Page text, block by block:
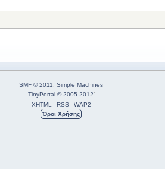
SMF © 2011, Simple Machines
TinyPortal © 2005-2012'
XHTML
RSS
WAP2
Όροι Χρήσης